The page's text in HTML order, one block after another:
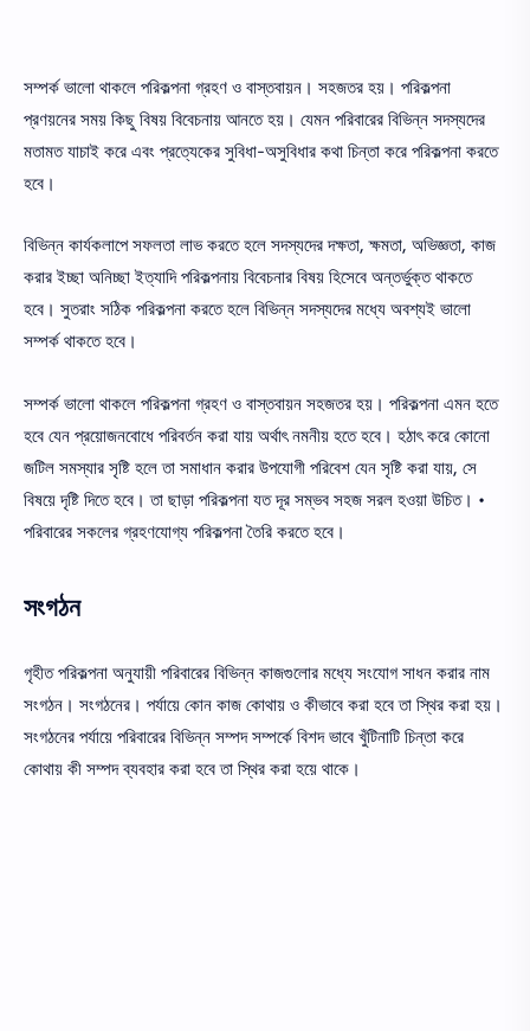
সম্পর্ক ভালাে থাকলে পরিকল্পনা গ্রহণ ও বাস্তবায়ন। সহজতর হয়। পরিকল্পনা
প্রণয়নের সময় কিছু বিষয় বিবেচনায় আনতে হয়। যেমন পরিবারের বিভিন্ন সদস্যদের
মতামত যাচাই করে এবং প্রত্যেকের সুবিধা-অসুবিধার কথা চিন্তা করে পরিকল্পনা করতে
হবে।
বিভিন্ন কার্যকলাপে সফলতা লাভ করতে হলে সদস্যদের দক্ষতা, ক্ষমতা, অভিজ্ঞতা, কাজ
করার ইচ্ছা অনিচ্ছা ইত্যাদি পরিকল্পনায় বিবেচনার বিষয় হিসেবে অন্তর্ভুক্ত থাকতে
হবে। সুতরাং সঠিক পরিকল্পনা করতে হলে বিভিন্ন সদস্যদের মধ্যে অবশ্যই ভালাে
সম্পর্ক থাকতে হবে।
সম্পর্ক ভালাে থাকলে পরিকল্পনা গ্রহণ ও বাস্তবায়ন সহজতর হয়। পরিকল্পনা এমন হতে
হবে যেন প্রয়ােজনবােধে পরিবর্তন করা যায় অর্থাৎ নমনীয় হতে হবে। হঠাৎ করে কোনাে
জটিল সমস্যার সৃষ্টি হলে তা সমাধান করার উপযােগী পরিবেশ যেন সৃষ্টি করা যায়, সে
বিষয়ে দৃষ্টি দিতে হবে। তা ছাড়া পরিকল্পনা যত দূর সম্ভব সহজ সরল হওয়া উচিত। •
পরিবারের সকলের গ্রহণযােগ্য পরিকল্পনা তৈরি করতে হবে।
সংগঠন
গৃহীত পরিকল্পনা অনুযায়ী পরিবারের বিভিন্ন কাজগুলাের মধ্যে সংযােগ সাধন করার নাম
সংগঠন। সংগঠনের। পর্যায়ে কোন কাজ কোথায় ও কীভাবে করা হবে তা স্থির করা হয়।
সংগঠনের পর্যায়ে পরিবারের বিভিন্ন সম্পদ সম্পর্কে বিশদ ভাবে খুঁটিনাটি চিন্তা করে
কোথায় কী সম্পদ ব্যবহার করা হবে তা স্থির করা হয়ে থাকে।